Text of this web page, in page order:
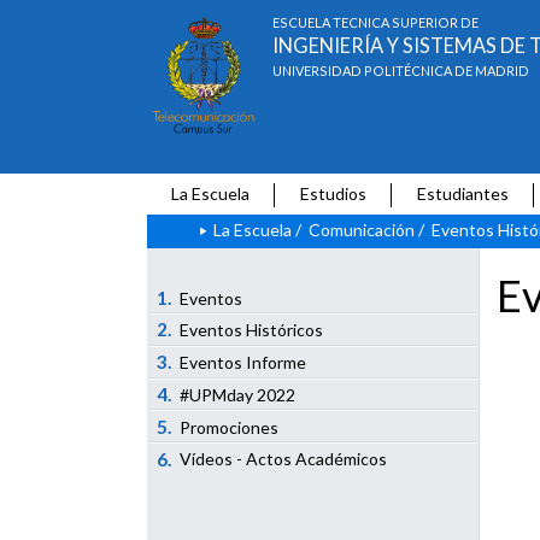
ESCUELA TÉCNICA SUPERIOR DE
INGENIERÍA Y SISTEMAS
UNIVERSIDAD POLITÉCNICA DE MADRID
La Escuela Estudios
Estudiantes
La Escuela / Comunicación / Eventos
1. Eventos
2. Eventos Históricos
3. Eventos Informe
4. #UPMday 2022
5. Promociones
6. Vídeos - Actos Académicos